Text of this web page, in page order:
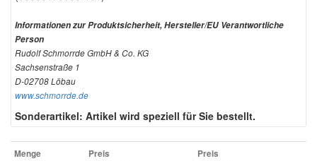
Informationen zur Produktsicherheit, Hersteller/EU Verantwortliche
Person
Rudolf Schmorrde GmbH & Co. KG
Sachsenstraße 1
D-02708 Löbau
www.schmorrde.de
Sonderartikel: Artikel wird speziell für Sie bestellt.
Menge
Preis
Preis